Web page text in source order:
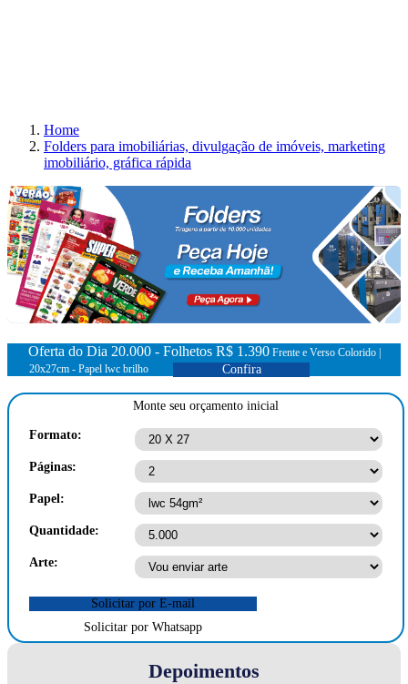
Home
Folders para imobiliárias, divulgação de imóveis, marketing
imobiliário, gráfica rápida
Oferta do Dia 20.000 - FolhetosR$ 1.390Frente e Verso Colorido |
20x27cm - Papel lwc brilho
Confira
Monte seu orçamento inicial
Formato:
Páginas:
Papel:
Quantidade:
Arte:
Solicitar por E-mail
Solicitar por Whatsapp
Depoimentos